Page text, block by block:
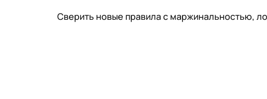
Сверить новые правила с маржинальностью,